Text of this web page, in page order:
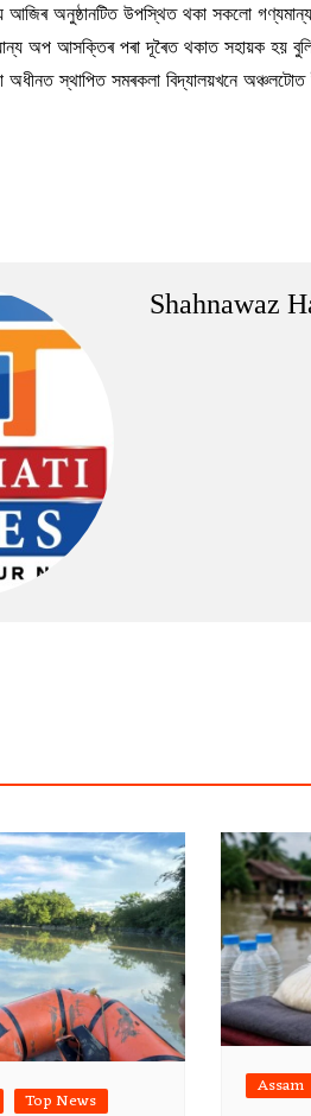
আজিৰ অনুষ্ঠানটিত উপস্থিত থকা সকলো
অপ আসক্তিৰ পৰা দূৰৈত থকাত সহায়ক হয়
স্থাপিত সমৰকলা বিদ্যালয়খনে অঞ্চলটোত
Shahnawaz
Top News
Assam